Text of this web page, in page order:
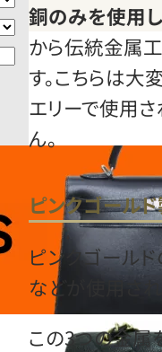
銅のみを使用
から伝統金属
す。こちらは大
エリーで使用
ん。
ピンクゴール
ピンクゴール
などが使用され
この3つの金属